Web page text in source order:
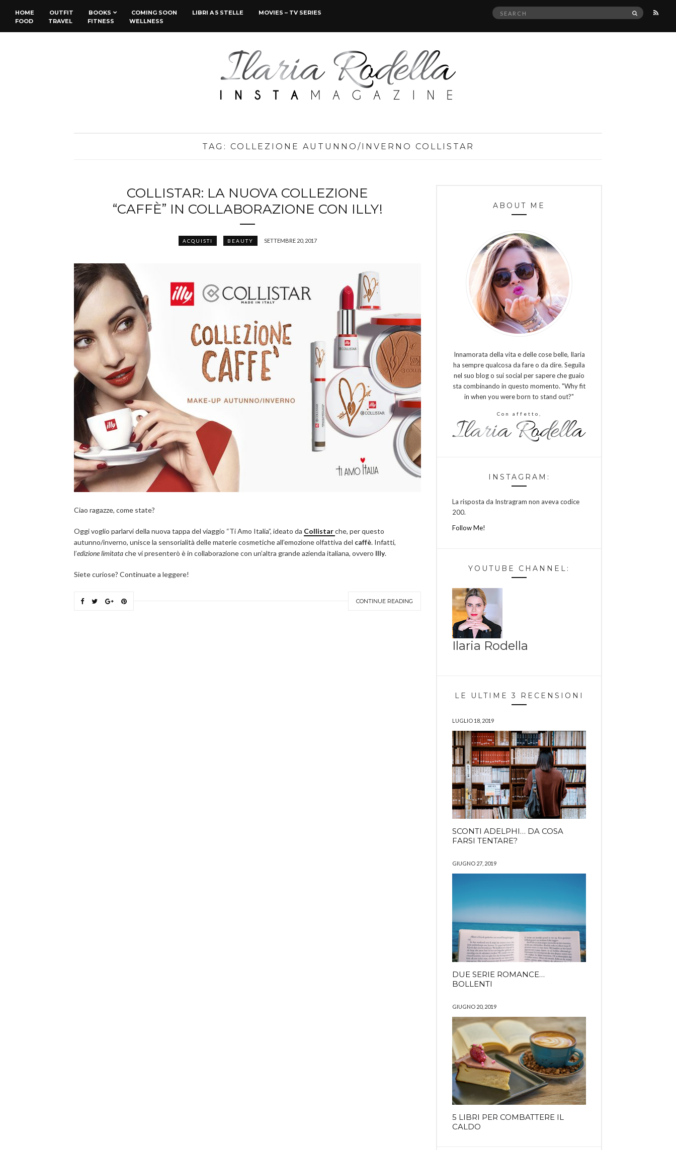
HOME OUTFIT BOOKS COMING SOON LIBRI A 5 STELLE
MOVIES – TV SERIES
FOOD
TRAVEL FITNESS WELLNESS
Search
SEARCH
TAG: COLLEZIONE AUTUNNO/INVERNO COLLISTAR
COLLISTAR: LA NUOVA COLLEZIONE
“CAFFÈ” IN COLLABORAZIONE CON ILLY!
ACQUISTI BEAUTY SETTEMBRE 20, 2017
Ciao ragazze, come state?
Oggi voglio parlarvi della nuova tappa del viaggio “Ti Amo Italia”, ideato da Collistarche, per questo
autunno/inverno, unisce la sensorialità delle materie cosmetiche all’emozione olfattiva del caffè. Infatti,
l’edizione limitatache vi presenterò è in collaborazione con un’altra grande azienda italiana, ovvero Illy.
Siete curiose? Continuate a leggere!
CONTINUE READING
ABOUT ME
Innamorata della vita e delle cose belle, Ilaria
ha sempre qualcosa da fare o da dire. Seguila
nel suo blog o sui social per sapere che guaio
sta combinando in questo momento. "Why fit
in when you were born to stand out?"
Con affetto,
INSTAGRAM:
La risposta da Instragram non aveva codice
200.
Follow Me!
YOUTUBE CHANNEL:
Ilaria Rodella
LE ULTIME 3 RECENSIONI
LUGLIO 18, 2019
SCONTI ADELPHI… DA COSA
FARSI TENTARE?
GIUGNO 27, 2019
DUE SERIE ROMANCE…
BOLLENTI
GIUGNO 20, 2019
5 LIBRI PER COMBATTERE IL
CALDO